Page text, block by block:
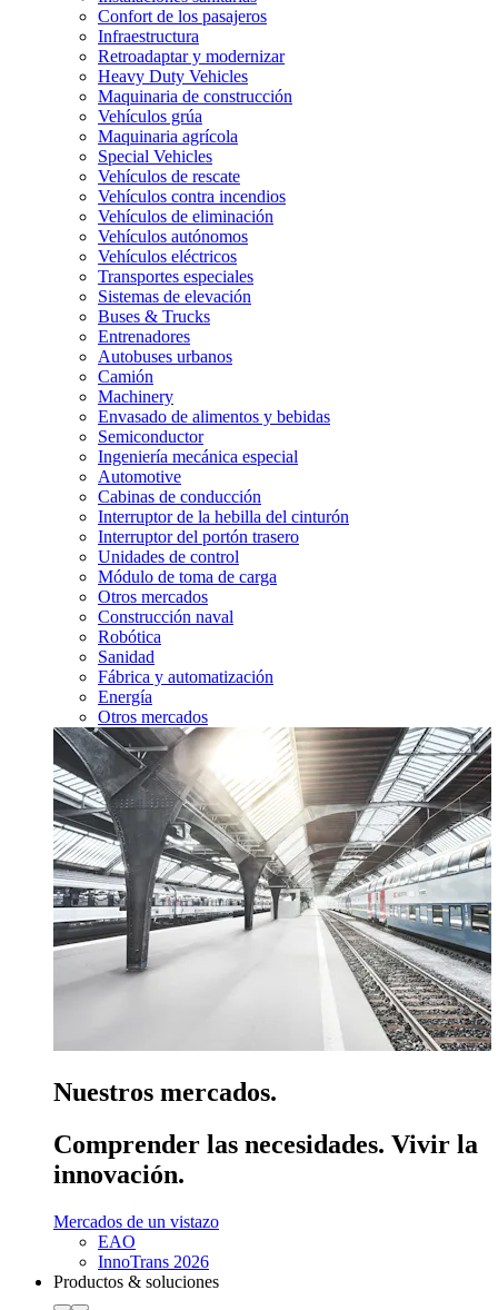
Confort de los pasajeros
Infraestructura
Retroadaptar y modernizar
Heavy Duty Vehicles
Maquinaria de construcción
Vehículos grúa
Maquinaria agrícola
Special Vehicles
Vehículos de rescate
Vehículos contra incendios
Vehículos de eliminación
Vehículos autónomos
Vehículos eléctricos
Transportes especiales
Sistemas de elevación
Buses & Trucks
Entrenadores
Autobuses urbanos
Camión
Machinery
Envasado de alimentos y bebidas
Semiconductor
Ingeniería mecánica especial
Automotive
Cabinas de conducción
Interruptor de la hebilla del cinturón
Interruptor del portón trasero
Unidades de control
Módulo de toma de carga
Otros mercados
Construcción naval
Robótica
Sanidad
Fábrica y automatización
Energía
Otros mercados
Nuestros mercados.
Comprender las necesidades. Vivir la
innovación.
Mercados de un vistazo
EAO
InnoTrans 2026
Productos & soluciones